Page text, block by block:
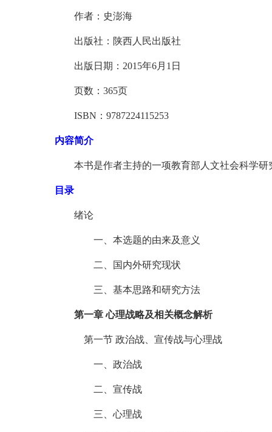
作者：史澎海
出版社：陕西人民出版社
出版日期： 2015年6月 1 日
页数： 365页
ISBN ： 9787224115253
内容简介
本书是作者主持的一项教育部人文社会科学
目录
绪论
一、本选题的由来及意义
二、国内外研究现状
三、基本思路和研究方法
第一章 心理战略及相关概念解析
第一节 政治战、宣传战与心理战
一、政治战
二、宣传战
三、心理战